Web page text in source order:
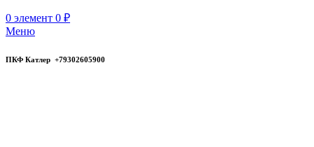
0 элемент 0 ₽
Меню
ПКФ Катлер +79302605900